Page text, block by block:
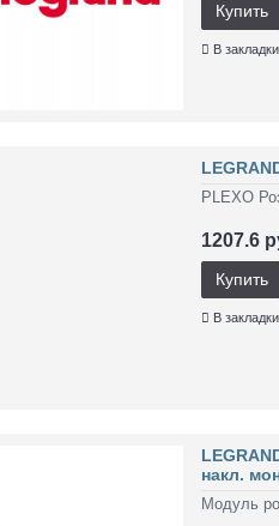
Купить
В закладки
PLEXO
1207.6
Купить
В закладки
накл.
Модуль